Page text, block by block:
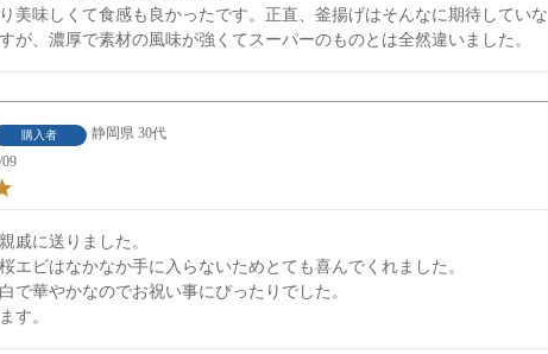
美味しくて食感も良かったです。正直、釜揚げはそんなに期待していな
が、濃厚で素材の風味が強くてスーパーのものとは全然違いました。
購入者 静岡県 30代
戚に送りました。
エビはなかなか手に入らないためとても喜んでくれました。
で華やかなのでお祝い事にぴったりでした。
す。